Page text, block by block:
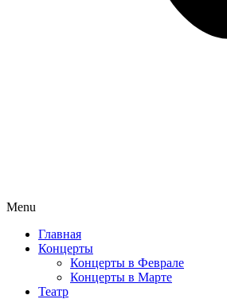
Menu
Главная
Концерты
Концерты в Феврале
Концерты в Марте
Театр